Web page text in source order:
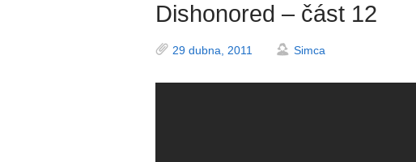
Dishonored – část 12
29 dubna, 2011 Simca